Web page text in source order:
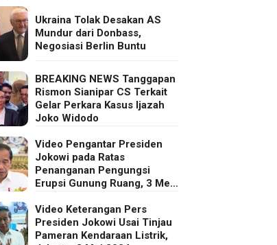
Ukraina Tolak Desakan AS
Mundur dari Donbass,
Negosiasi Berlin Buntu
BREAKING NEWS Tanggapan
Rismon Sianipar CS Terkait
Gelar Perkara Kasus Ijazah
Joko Widodo
Video Pengantar Presiden
Jokowi pada Ratas
Penanganan Pengungsi
Erupsi Gunung Ruang, 3 Mei
Video Keterangan Pers
Presiden Jokowi Usai Tinjau
Pameran Kendaraan Listrik,